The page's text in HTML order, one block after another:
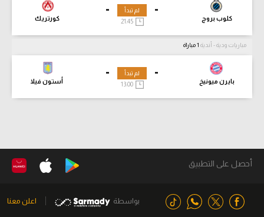
-
كلوب بروج
-
كورتريك
لم تبدأ
21:45
مباريات ودية - أندية
-
بايرن ميونيخ
-
أستون فيلا
لم تبدأ
13:00
أحصل على التطبيق
بواسطة اعلن معنا